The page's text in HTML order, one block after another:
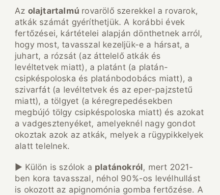
Az olajtartalmú rovarölő szerekkel a rovarok,
atkák számát gyéríthetjük. A korábbi évek
fertőzései, kártételei alapján dönthetnek arról,
hogy most, tavasszal kezeljük-e a hársat, a
juhart, a rózsát (az áttelelő atkák és
levéltetvek miatt), a platánt (a platán-
csipkéspoloska és platánbodobács miatt), a
szivarfát (a levéltetvek és az eper-pajzstetű
miatt), a tölgyet (a kéregrepedésekben
megbújó tölgy csipkéspoloska miatt) és azokat
a vadgesztenyéket, amelyeknél nagy gondot
okoztak azok az atkák, melyek a rügypikkelyek
alatt telelnek.
► Külön is szólok a platánokról, mert 2021-
ben kora tavasszal, néhol 90%-os levélhullást
is okozott az apignomónia gomba fertőzése. A